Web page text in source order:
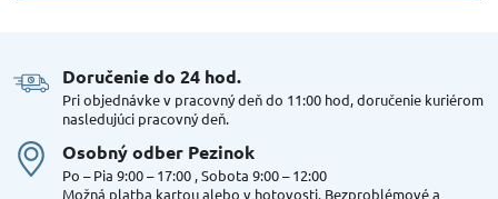
Doručenie do 24 hod​.
Pri objednávke v pracovný deň do 11:00 hod, doručenie kuriérom
nasledujúci pracovný deň.
Osobný odber Pezinok
Po – Pia 9:00 – 17:00 , Sobota 9:00 – 12:00
Možná platba kartou alebo v hotovosti. Bezproblémové a